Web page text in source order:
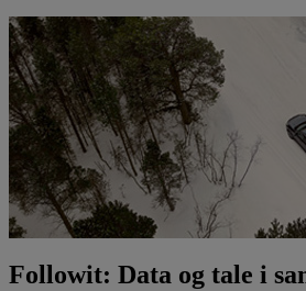
Followit: Data og tale i